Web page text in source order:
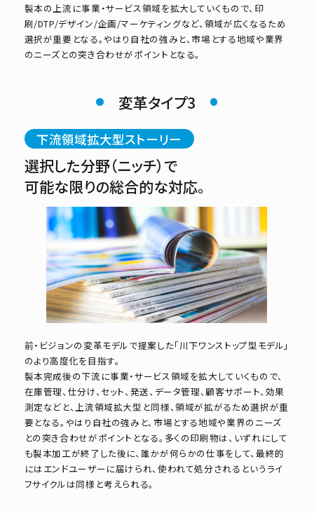
製本の上流に事業・サービス領域を拡大していくもので、印
刷/DTP/デザイン/企画/マーケティングなど、領域が広くなるため
選択が重要となる。やはり自社の強みと、市場とする地域や業界
のニーズとの突き合わせがポイントとなる。
変革タイプ3
下流領域拡大型ストーリー
選択した分野（ニッチ）で
可能な限りの総合的な対応。
前・ビジョンの変革モデルで提案した「川下ワンストップ型モデル」
のより高度化を目指す。
製本完成後の下流に事業・サービス領域を拡大していくもので、
在庫管理、仕分け、セット、発送、データ管理、顧客サポート、効果
測定などと、上流領域拡大型と同様、領域が拡がるため選択が重
要となる。やはり自社の強みと、市場とする地域や業界のニーズ
との突き合わせがポイントとなる。多くの印刷物は、いずれにして
も製本加工が終了した後に、誰かが何らかの仕事をして、最終的
にはエンドユーザーに届けられ、使われて処分されるというライ
フサイクルは同様と考えられる。